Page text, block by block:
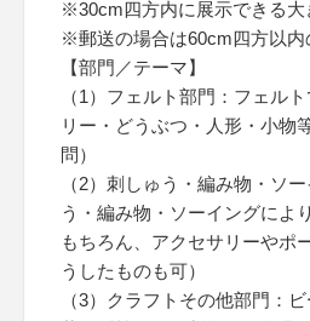
※30cm四方内に展示できる大
※郵送の場合は60cm四方以内
【部門／テーマ】
（1）フェルト部門：フェル
リー・どうぶつ・人形・小物
問）
（2）刺しゅう・編み物・ソ
う・編み物・ソーイングによ
もちろん、アクセサリーやポ
うしたものも可）
（3）クラフトその他部門：